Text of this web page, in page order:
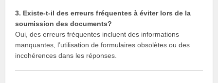
3. Existe-t-il des erreurs fréquentes à éviter lors de la
soumission des documents?
Oui, des erreurs fréquentes incluent des informations
manquantes, l’utilisation de formulaires obsolètes ou des
incohérences dans les réponses.